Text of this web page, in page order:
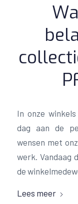
In onze
dag aan de
wensen met
werk. Vandaag
de
Lees meer